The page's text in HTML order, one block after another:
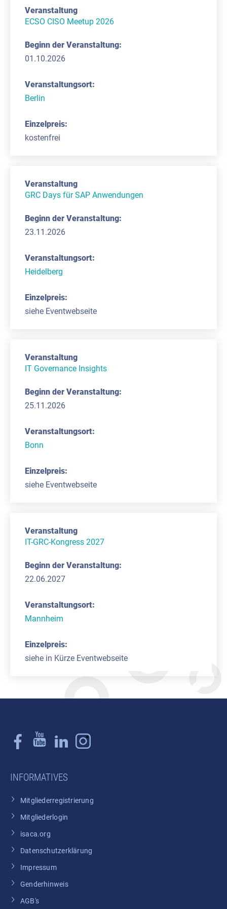
ECSO CISO Meetup 2026
01.10.2026
Berlin
kostenfrei
GRC Days für SAP Anwendungen
23.11.2026
Heidelberg
siehe Eventwebseite
IT Governance Insights
25.11.2026
Bonn
siehe Eventwebseite
IT-GRC-Kongress 2027
22.06.2027
Mannheim
siehe in Kürze Eventwebseite
INFORMATIVES
Mitgliederregistrierung
Mitgliederlogin
isaca.org
Datenschutzerklärung
Impressum
Genderhinweis
AGB's